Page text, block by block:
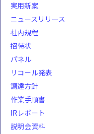
実用新案
ニュースリリース
社内規程
招待状
パネル
リコール発表
調達方針
作業手順書
IRレポート
説明会資料